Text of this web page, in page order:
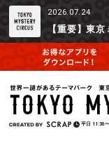
2026.07.24
平日 11:30